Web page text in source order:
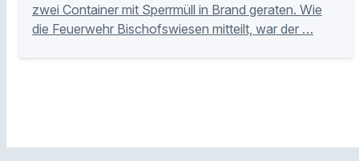
zwei Container mit Sperrmüll in Brand geraten. Wie
die Feuerwehr Bischofswiesen mitteilt, war der …